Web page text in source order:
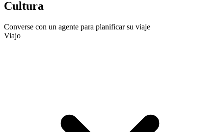
Cultura
Converse con un agente para planificar su viaje
Viajo